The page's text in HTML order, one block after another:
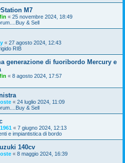
M7
« 25 novembre 2024, 18:49
& Sell
« 27 agosto 2024, 12:43
RIB
generazione di fuoribordo Mercury e
« 8 agosto 2024, 17:57
« 24 luglio 2024, 11:09
& Sell
« 7 giugno 2024, 12:13
e impiantistica di bordo
140cv
« 8 maggio 2024, 16:39